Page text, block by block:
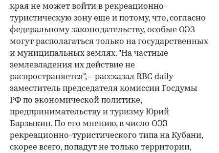
края не может войти в рекреационно-
туристическую зону еще и потому, что, согласно
федеральному законодательству, особые ОЭЗ
могут располагаться только на государственных
и муниципальных землях. "На частные
землевладения их действие не
распространяется", – рассказал RBC daily
заместитель председателя комиссии Госдумы
РФ по экономической политике,
предпринимательству и туризму Юрий
Барзыкин. По его мнению, в число ОЭЗ
рекреационно-туристического типа на Кубани,
скорее всего, попадут не только территории,